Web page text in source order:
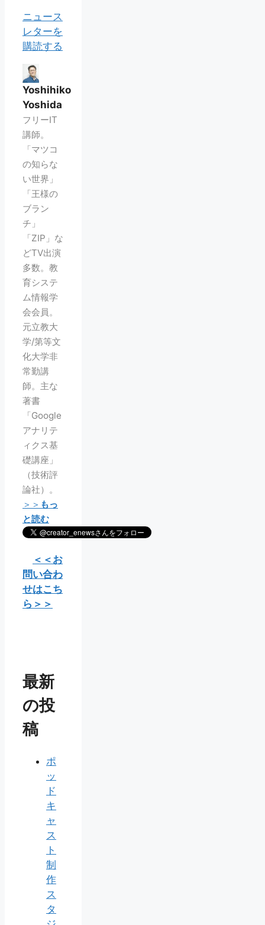
ニュース
レターを
購読する
Yoshihiko
Yoshida
フリーIT
講師。
「マツコ
の知らな
い世界」
「王様の
ブラン
チ」
「ZIP」な
どTV出演
多数。教
育システ
ム情報学
会会員。
元立教大
学/第等文
化大学非
常勤講
師。主な
著書
「Google
アナリテ
ィクス基
礎講座」
（技術評
論社）。
＞＞ もっ
と読む
＜＜お
問い合わ
せはこち
ら＞＞
最新
の投
稿
ポ
ッ
ド
キ
ャ
ス
ト
制
作
ス
タ